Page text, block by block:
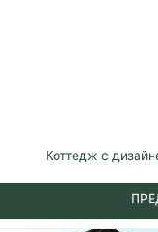
Коттедж с